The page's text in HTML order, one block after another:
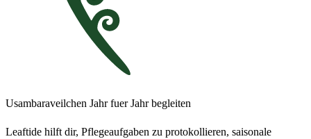
Usambaraveilchen Jahr fuer Jahr begleiten
Leaftide hilft dir, Pflegeaufgaben zu protokollieren, saisonale